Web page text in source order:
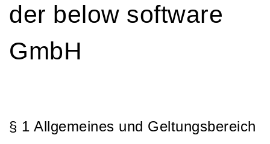
der below software
GmbH
§ 1 Allgemeines und Geltungsbereich